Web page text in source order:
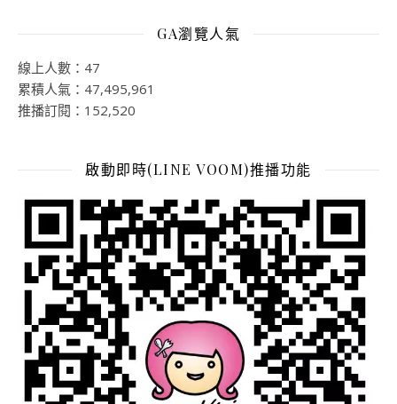
GA瀏覽人氣
線上人數：47
累積人氣：47,495,961
推播訂閱：152,520
啟動即時(LINE VOOM)推播功能